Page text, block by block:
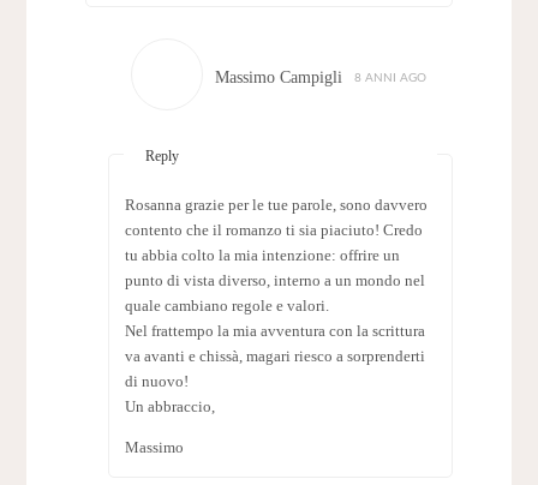
Massimo Campigli 8 ANNI AGO
Reply
Rosanna grazie per le tue parole, sono davvero
contento che il romanzo ti sia piaciuto! Credo
tu abbia colto la mia intenzione: offrire un
punto di vista diverso, interno a un mondo nel
quale cambiano regole e valori.
Nel frattempo la mia avventura con la scrittura
va avanti e chissà, magari riesco a sorprenderti
di nuovo!
Un abbraccio,
Massimo